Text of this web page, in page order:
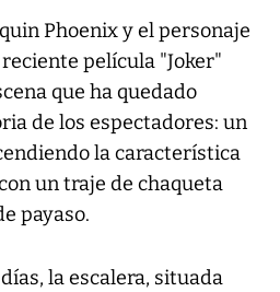
Phoenix y el personaje
película "Joker"
que ha quedado
de los espectadores: un
la característica
un traje de chaqueta
payaso.
la escalera, situada